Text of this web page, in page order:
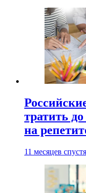
тратить
на
11 месяцев спустя